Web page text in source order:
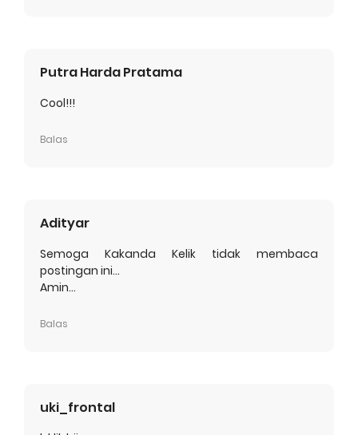
Putra Harda Pratama
Cool!!!
Balas
Adityar
Semoga Kakanda Kelik tidak membaca
postingan ini...
Amin...
Balas
uki_frontal